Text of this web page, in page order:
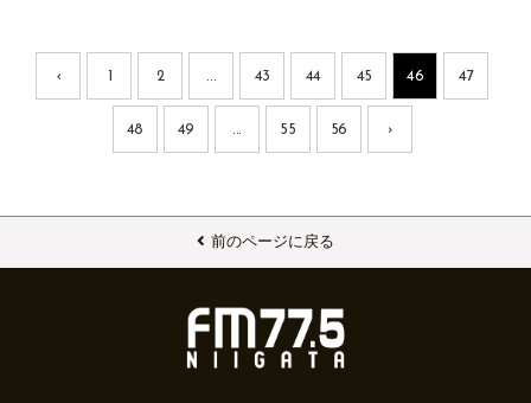
‹ 1 2 ... 43 44 45 46 47
48 49 ... 55 56 ›
前のページに戻る